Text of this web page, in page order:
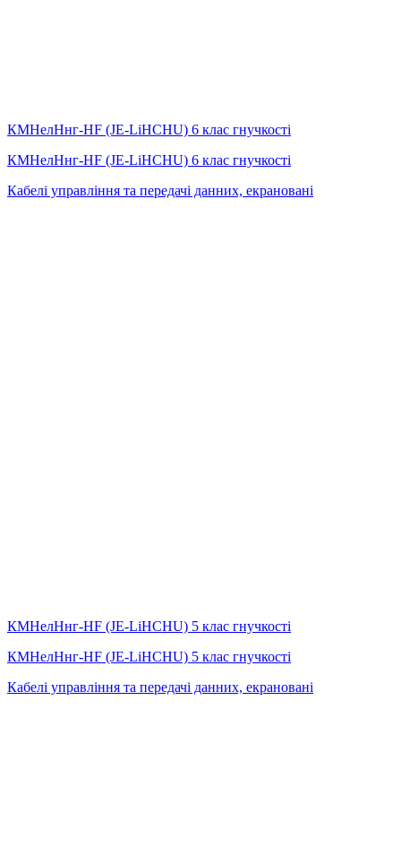
КМНелНнг-HF (JE-LiHСНU) 6 клас гнучкості
КМНелНнг-HF (JE-LiHСНU) 6 клас гнучкості
Кабелі управління та передачі данних, екрановані
КМНелНнг-HF (JE-LiHСНU) 5 клас гнучкості
КМНелНнг-HF (JE-LiHСНU) 5 клас гнучкості
Кабелі управління та передачі данних, екрановані